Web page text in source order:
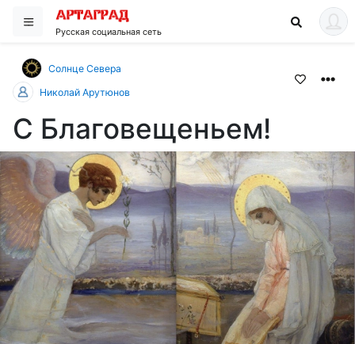
Русская социальная сеть
Солнце Cевера
Николай Арутюнов
С Благовещеньем!